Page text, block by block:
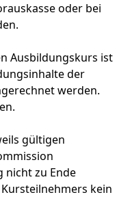
oder bei
Ausbildungskurs ist
der
werden.
gültigen
nicht zu Ende
kein